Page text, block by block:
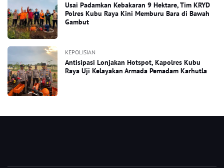
Usai Padamkan Kebakaran 9 Hektare, Tim KRYD
Polres Kubu Raya Kini Memburu Bara di Bawah
Gambut
KEPOLISIAN
Antisipasi Lonjakan Hotspot, Kapolres Kubu
Raya Uji Kelayakan Armada Pemadam Karhutla